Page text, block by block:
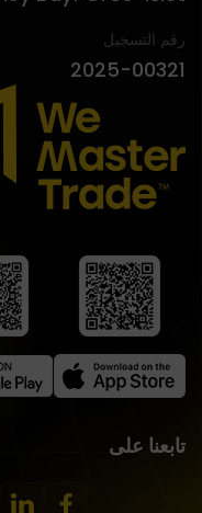
تابعنا على
رقم التسجيل
2025-00321